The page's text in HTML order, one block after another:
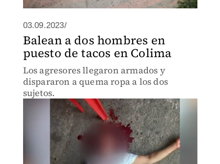
03.09.2023/
Balean a dos hombres en
puesto de tacos en Colima
Los agresores llegaron armados y
dispararon a quema ropa a los dos
sujetos.